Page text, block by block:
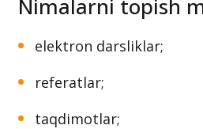
Nimalarni topish
elektron darsliklar;
referatlar;
taqdimotlar;